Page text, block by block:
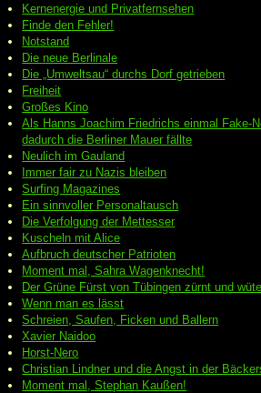
Kernenergie und Privatfernsehen
Finde den Fehler!
Notstand
Die neue Berlinale
Die „Umweltsau“ durchs Dorf getrieben
Freiheit
Großes Kino
Als Hanns Joachim Friedrichs einmal Fake-
dadurch die Berliner Mauer fällte
Neulich im Gauland
Immer fair zu Nazis bleiben
Surfing Magazines
Ein sinnvoller Personaltausch
Die Verfolgung der Mettesser
Kuscheln mit Alice
Aufbruch deutscher Patrioten
Moment mal, Sahra Wagenknecht!
Der Grüne Fürst von Tübingen zürnt und
Wenn man es lässt
Schreien, Saufen, Ficken und Ballern
Xavier Naidoo
Horst-Nero
Christian Lindner und die Angst in der
Moment mal, Stephan Kaußen!